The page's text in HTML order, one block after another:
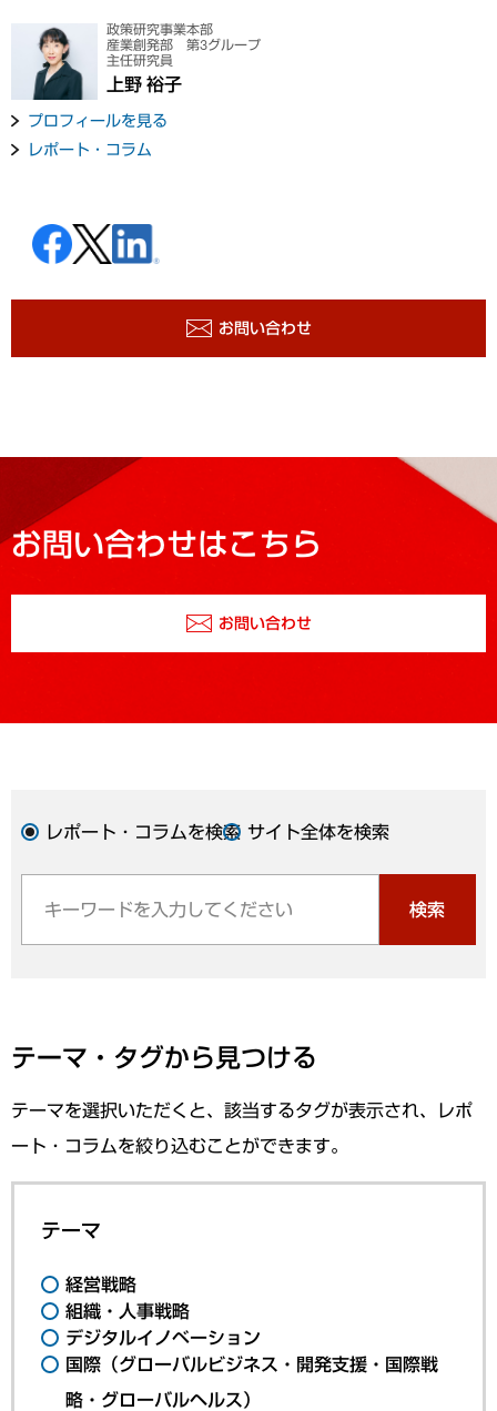
政策研究事業本部
産業創発部 第3グループ
主任研究員
上野 裕子
プロフィールを見る
レポート・コラム
お問い合わせ
お問い合わせはこちら
お問い合わせ
レポート・コラムを検索 サイト全体を検索
検索
テーマ・タグから見つける
テーマを選択いただくと、該当するタグが表示され、レポ
ート・コラムを絞り込むことができます。
テーマ
経営戦略
組織・人事戦略
デジタルイノベーション
国際（グローバルビジネス・開発支援・国際戦
略・グローバルヘルス）